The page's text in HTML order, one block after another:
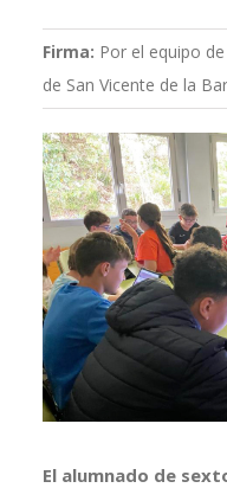
Firma: Por el equipo
de San Vicente de la
Ver
imagen
más
grande
El alumnado de